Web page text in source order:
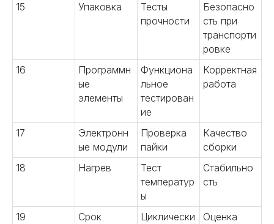
15
Упаковка
Тесты
прочности
Безопасно
сть при
транспорти
ровке
16
Программн
ые
элементы
Функциона
льное
тестирован
ие
Корректная
работа
17
Электронн
ые модули
Проверка
пайки
Качество
сборки
18
Нагрев
Тест
температур
ы
Стабильно
сть
19
Срок
Циклически
Оценка